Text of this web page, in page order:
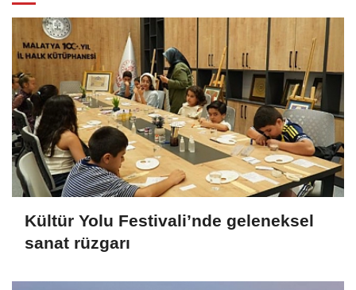
Kültür Yolu Festivali’nde geleneksel
sanat rüzgarı